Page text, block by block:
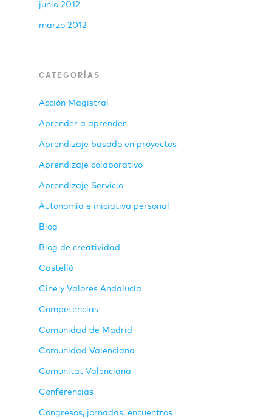
junio 2012
marzo 2012
CATEGORÍAS
Acción Magistral
Aprender a aprender
Aprendizaje basado en proyectos
Aprendizaje colaborativo
Aprendizaje Servicio
Autonomía e iniciativa personal
Blog
Blog de creatividad
Castelló
Cine y Valores Andalucía
Competencias
Comunidad de Madrid
Comunidad Valenciana
Comunitat Valenciana
Conferencias
Congresos, jornadas, encuentros